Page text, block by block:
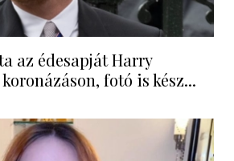
az édesapját Harry
fotó is kész...